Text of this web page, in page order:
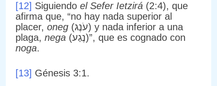
[12] Siguiendo el Sefer Ietzirá (2:4), que
afirma que, “no hay nada superior al
placer, oneg (עֹנֶג) y nada inferior a una
plaga, nega
(נֶגַע)”, que es cognado con
noga.
[13] Génesis 3:1.